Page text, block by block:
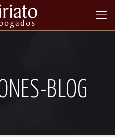
BLOG